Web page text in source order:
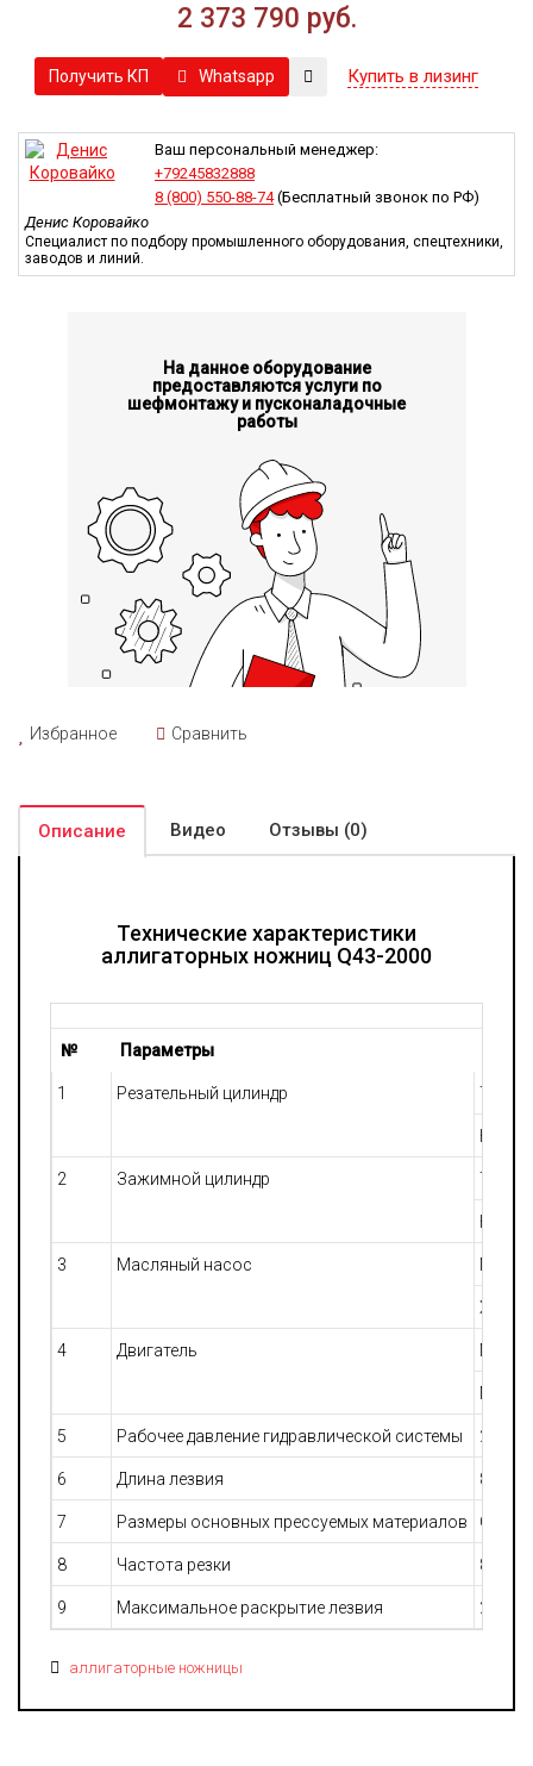
2 373 790 руб.
Получить КП Whatsapp Купить в лизинг
Ваш персональный менеджер:
+79245832888
8 (800) 550-88-74(Бесплатный звонок по РФ)
Денис Коровайко
Специалист по подбору промышленного оборудования, спецтехники,
заводов и линий.
На данное оборудование
предоставляются услуги по
шефмонтажу и пусконаладочные
работы
Избранное Сравнить
Описание Видео Отзывы (0)
Технические характеристики
аллигаторных ножниц Q43-2000
№ Параметры
1 Резательный цилиндр Тип
2 Зажимной цилиндр Тип
3 Масляный насос
4 Двигатель
5 Рабочее давление гидравлической системы 21
6 Длина лезвия 800
7 Размеры основных прессуемых материалов
8 Частота резки 8-12
9 Максимальное раскрытие лезвия 285
аллигаторные ножницы